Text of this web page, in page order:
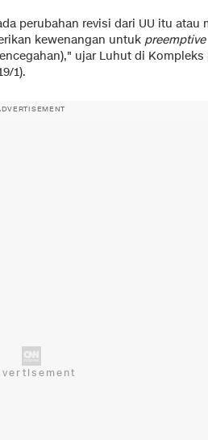
perubahan revisi dari UU itu atau
kewenangan untuk preemptive
ujar Luhut di Kompleks
1).